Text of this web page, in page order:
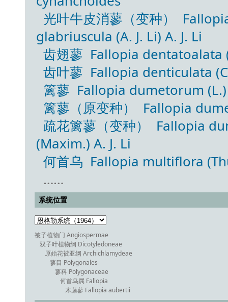
光叶牛皮消蓼（变种）
glabriuscula (A. J. Li) A. J. Li
齿翅蓼 Fallopia dentatoalata
齿叶蓼 Fallopia denticulata
篱蓼 Fallopia dumetorum
篱蓼（原变种） Fallopia
疏花篱蓼（变种） Fallopia
(Maxim.) A. J. Li
何首乌 Fallopia multiflora
……
系统位置
被子植物门 Angiospermae
双子叶植物纲 Dicotyledoneae
原始花被亚纲 Archichlamydeae
蓼目 Polygonales
蓼科 Polygonaceae
何首乌属 Fallopia
木藤蓼 Fallopia aubertii